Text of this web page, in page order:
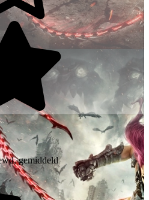
gemiddeld